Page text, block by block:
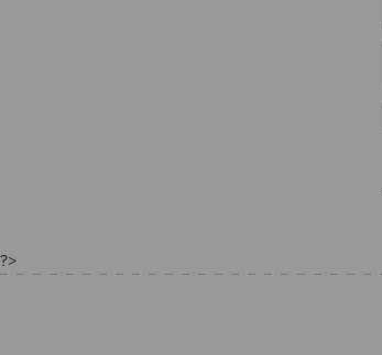
?>